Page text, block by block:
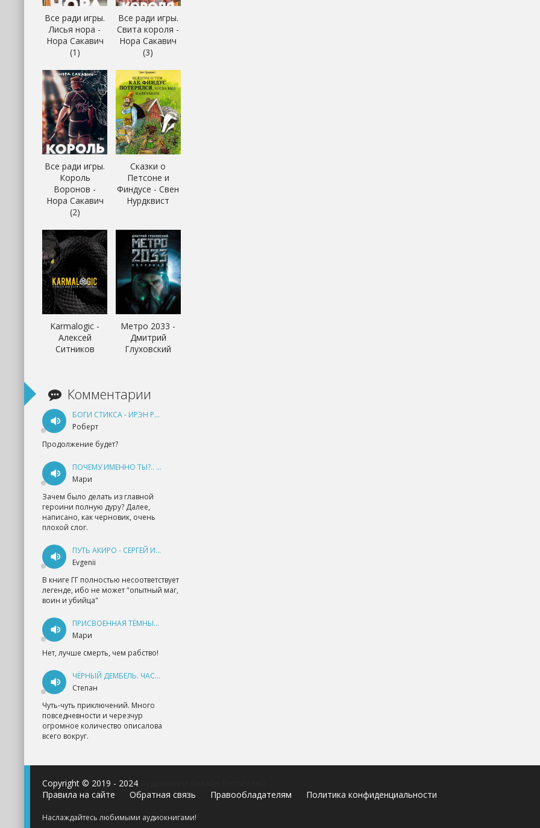
Все ради игры.
Лисья нора -
Нора Сакавич
(1)
Все ради игры.
Свита короля -
Нора Сакавич
(3)
Все ради игры.
Король
Воронов -
Нора Сакавич
(2)
Сказки о
Петсоне и
Финдусе - Свен
Нурдквист
Karmalogic -
Алексей
Ситников
Метро 2033 -
Дмитрий
Глуховский
Комментарии
БОГИ СТИКСА - ИРЭН РУДКЕВИЧ
Роберт
Продолжение будет?
ПОЧЕМУ ИМЕННО ТЫ?.. КНИГА 1 - ЕКАТЕРИНА ЮДИНА
Мари
Зачем было делать из главной
героини полную дуру? Далее,
написано, как черновик, очень
плохой слог.
ПУТЬ АКИРО - СЕРГЕЙ ИЗМАЙЛОВ
Evgenii
В книге ГГ полностью несоответствует
легенде, ибо не может "опытный маг,
воин и убийца"
ПРИСВОЕННАЯ ТЁМНЫМ. ПРОКЛЯТАЯ ЛЮБОВЬ - АННА ГЕРР
Мари
Нет, лучше смерть, чем рабство!
ЧЁРНЫЙ ДЕМБЕЛЬ. ЧАСТЬ 1 - АНДРЕЙ ФЕДИН
Степан
Чуть-чуть приключений. Много
повседневности и черезчур
огромное количество описалова
всего вокруг.
Copyright © 2019 - 2024
Правила на сайте
Обратная связь Правообладателям Политика конфиденциальности
Наслаждайтесь любимыми аудиокнигами!